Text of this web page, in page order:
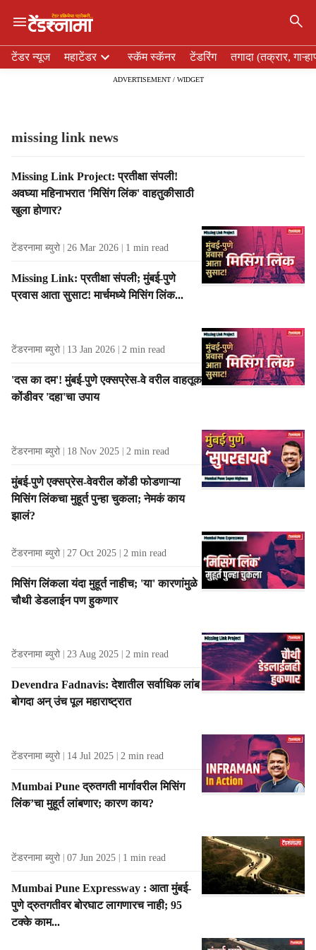
e
टेंडर न्यूज महाटेंडर स्कॅम स्कॅनर टेंडरिंग तगादा (तक्रार,
ADVERTISEMENT / WIDGET
missing link news
T
a
g
s
l
t
Missing Link Project: प्रतीक्षा संपली!
अवघ्या महिनाभरात 'मिसिंग लिंक' वाहतुकीसाठी
खुला होणार?
टेंडरनामा ब्युरो 26 Mar 2026 1 min read
Missing Link: प्रतीक्षा संपली; मुंबई-पुणे
प्रवास आता सुसाट! मार्चमध्ये मिसिंग लिंक...
टेंडरनामा ब्युरो 13 Jan 2026 2 min read
'दस का दम'! मुंबई-पुणे एक्सप्रेस-वे वरील वाहतूक
कोंडीवर 'दहा'चा उपाय
टेंडरनामा ब्युरो 18 Nov 2025 2 min read
मुंबई-पुणे एक्सप्रेस-वेवरील कोंडी फोडणाऱ्या
मिसिंग लिंकचा मुहूर्त पुन्हा चुकला; नेमकं काय
झालं?
टेंडरनामा ब्युरो 27 Oct 2025 2 min read
मिसिंग लिंकला यंदा मुहूर्त नाहीच; 'या' कारणांमुळे
चौथी डेडलाईन पण हुकणार
टेंडरनामा ब्युरो 23 Aug 2025 2 min read
Devendra Fadnavis: देशातील सर्वाधिक लांब
बोगदा अन् उंच पूल महाराष्ट्रात
टेंडरनामा ब्युरो 14 Jul 2025 2 min read
Mumbai Pune द्रुतगती मार्गावरील मिसिंग
लिंक’चा मुहूर्त लांबणार; कारण काय?
टेंडरनामा ब्युरो 07 Jun 2025 1 min read
Mumbai Pune Expressway : आता मुंबई-
पुणे द्रुतगतीवर बोरघाट लागणारच नाही; 95
टक्के काम...